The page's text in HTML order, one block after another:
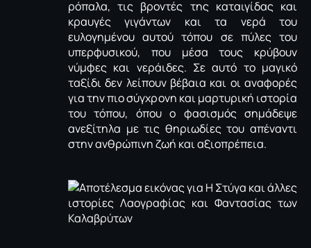
ρόπαλα, τις βροντές της καταιγίδας και
κραυγές γιγάντων και τα νερά του
ευλογημένου αυτού τόπου σε πύλες του
υπερφυσικού, που μέσα τους κρύβουν
νύμφες και νεράιδες. Σε αυτό το μαγικό
ταξίδι δεν λείπουν βέβαια και οι αναφορές
για την πιο σύγχρονη και μαρτυρική ιστορία
του τόπου, όπου ο φασισμός σημάδεψε
ανεξίτηλα με τις θηριωδίες του απέναντι
στην ανθρώπινη ζωή και αξιοπρέπεια.